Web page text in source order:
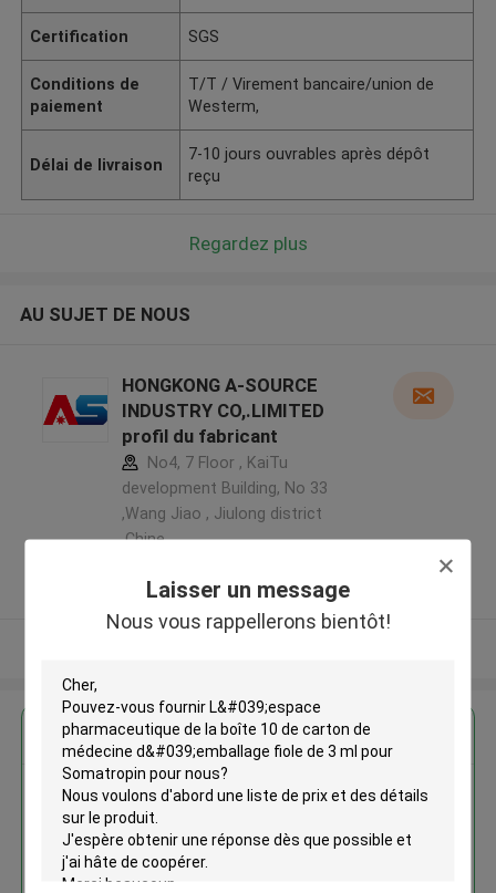
Laisser un message
Nous vous rappellerons bientôt!
Certification SGS
Conditions de
paiement
T/T / Virement bancaire/union de
Westerm,
Délai de livraison
7-10 jours ouvrables après dépôt
reçu
Regardez plus
AU SUJET DE NOUS
HONGKONG A-SOURCE
INDUSTRY CO,.LIMITED
profil du fabricant
No4, 7 Floor , KaiTu
development Building, No 33
,Wang Jiao , Jiulong district
,Chine
Fournisseur vérifié
L'espace pharmaceutique de la
d'emballage fiole de 3 ml pour
Somatropin